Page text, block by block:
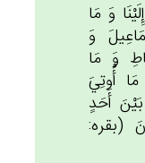
وَ مَا
وَ
وَ مَا
أُوتِي‌َ
أَحَدٍ
(بقره: